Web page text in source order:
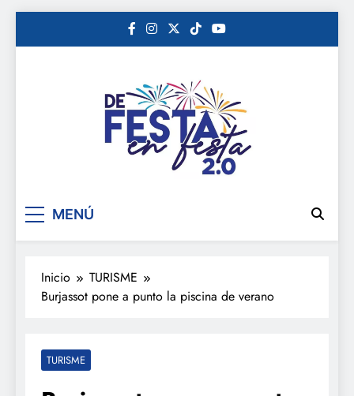
De festa en festa 2.0
MENÚ
Inicio
TURISME
Burjassot pone a punto la piscina de verano
TURISME